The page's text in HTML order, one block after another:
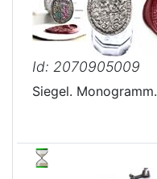
Id: 2070905009
Siegel. Monogramm.